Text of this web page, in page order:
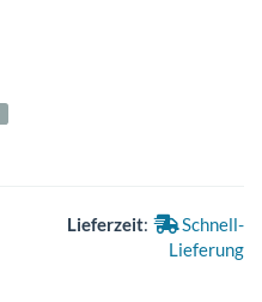
Lieferzeit:
Schnell-
Lieferung